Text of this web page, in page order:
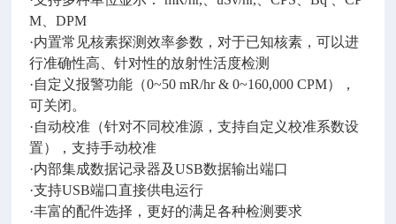
M、DPM
·内置常见核素探测效率参数，对于已知核素，可以进
行准确性高、针对性的放射性活度检测
·自定义报警功能（0~50 mR/hr & 0~160,000 CPM），
可关闭。
·自动校准（针对不同校准源，支持自定义校准系数设
置），支持手动校准
·内部集成数据记录器及USB数据输出端口
·支持USB端口直接供电运行
·丰富的配件选择，更好的满足各种检测要求